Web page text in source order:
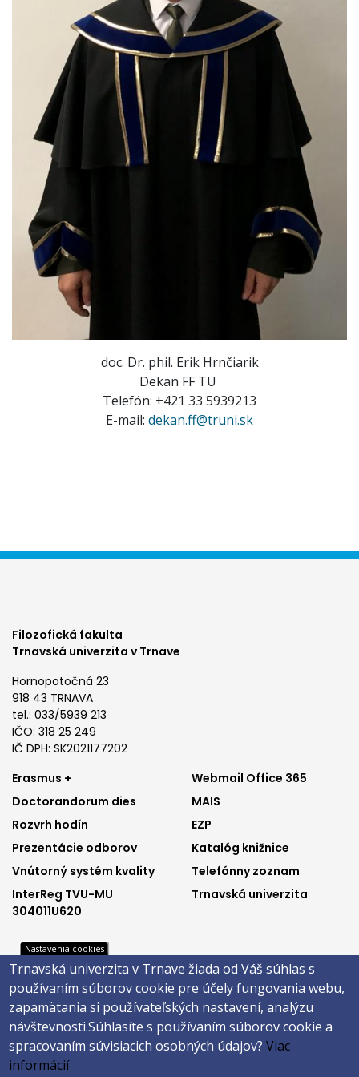
doc. Dr. phil. Erik Hrnčiarik
Dekan FF TU
Telefón: +421 33 5939213
E-mail: dekan.ff@truni.sk
Filozofická fakulta
Trnavská univerzita v Trnave
Hornopotočná 23
918 43 TRNAVA
tel.: 033/5939 213
IČO: 318 25 249
IČ DPH: SK2021177202
Footer
menu
1
Erasmus +
Doctorandorum dies
Rozvrh hodín
Prezentácie odborov
Vnútorný systém kvality
InterReg TVU-MU
304011U620
Footer
menu
2
Webmail Office 365
MAIS
EZP
Katalóg knižnice
Telefónny zoznam
Trnavská univerzita
Footer
menu
3
Katalóg knižnice
Telefónny zoznam
Trnavská univerzita
Footer
menu
4
E-shop
Facebook
Instagram
Youtube
Nastavenia cookies
Trnavská univerzita v Trnave žiada od Váš súhlas s
používaním súborov cookie pre účely fungovania webu,
zapamätania si používateľských nastavení, analýzu
návštevnosti.Súhlasíte s používaním súborov cookie a
spracovaním súvisiacich osobných údajov?Viac
informácií